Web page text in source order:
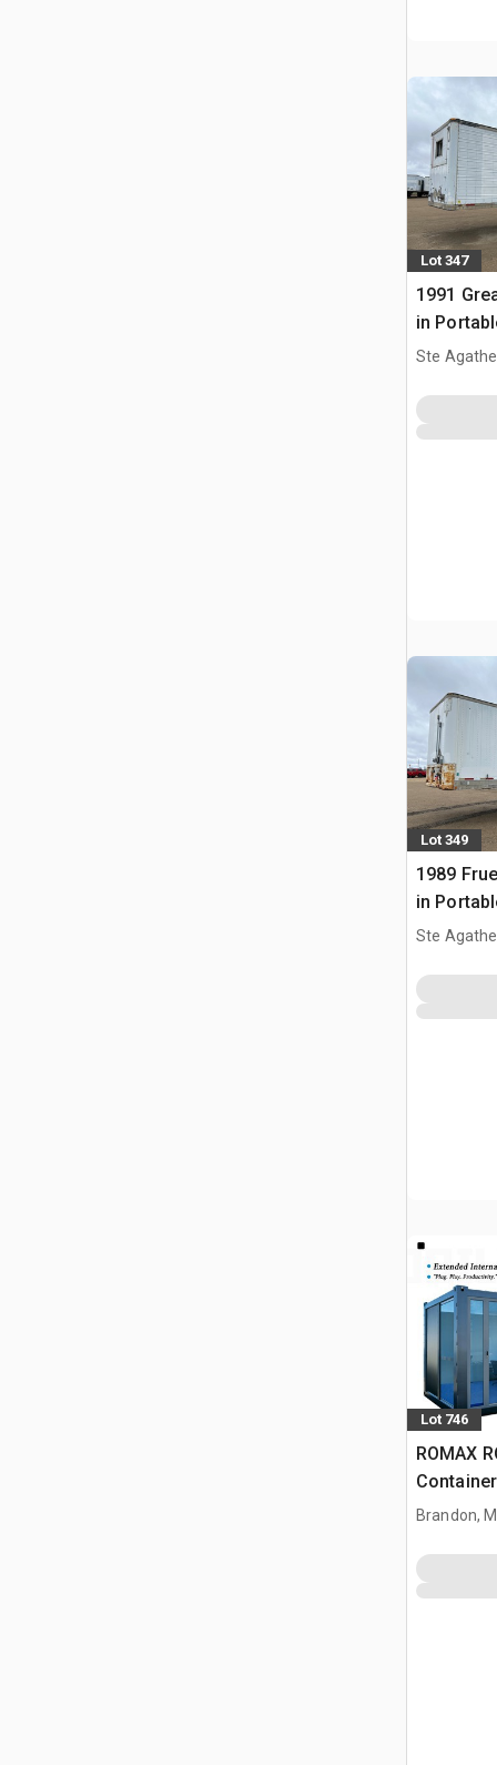
Lot 347
1991
in
kantoor
Ste
Lot 349
1989
in
kantoor
Ste
Lot 746
ROMAX
kantoor
Brandon,